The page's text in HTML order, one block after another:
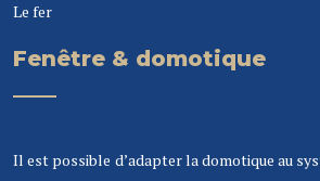
Le fer
Fenêtre & domotique
Il est possible d’adapter la domotique au